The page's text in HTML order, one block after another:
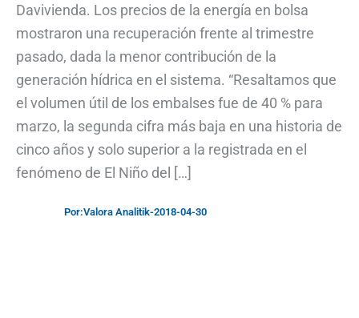
Davivienda. Los precios de la energía en bolsa
mostraron una recuperación frente al trimestre
pasado, dada la menor contribución de la
generación hídrica en el sistema. “Resaltamos que
el volumen útil de los embalses fue de 40 % para
marzo, la segunda cifra más baja en una historia de
cinco años y solo superior a la registrada en el
fenómeno de El Niño del […]
Por:Valora Analitik-2018-04-30